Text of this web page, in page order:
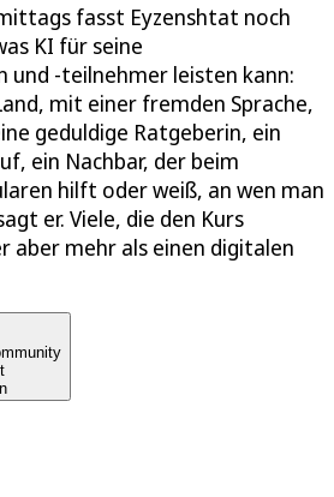
fasst Eyzenshtat noch
KI für seine
und -teilnehmer leisten kann:
mit einer fremden Sprache,
geduldige Ratgeberin, ein
ein Nachbar, der beim
hilft oder weiß, an wen man
er. Viele, die den Kurs
aber mehr als einen digitalen